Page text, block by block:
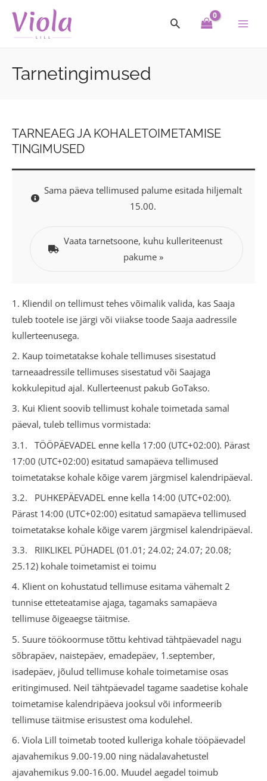
content
Tarnetingimused
TARNEAEG JA KOHALETOIMETAMISE
TINGIMUSED
Sama päeva tellimused palume esitada hiljemalt
15.00.
Vaata tarnetsoone, kuhu kulleriteenust
pakume »
1. Kliendil on tellimust tehes võimalik valida, kas Saaja
tuleb tootele ise järgi või viiakse toode Saaja aadressile
kullerteenusega.
2. Kaup toimetatakse kohale tellimuses sisestatud
tarneaadressile tellimuses sisestatud või Saajaga
kokkulepitud ajal. Kullerteenust pakub GoTakso.
3. Kui Klient soovib tellimust kohale toimetada samal
päeval, tuleb tellimus vormistada:
3.1. TÖÖPÄEVADEL enne kella 17:00 (UTC+02:00). Pärast
17:00 (UTC+02:00) esitatud samapäeva tellimused
toimetatakse kohale kõige varem järgmisel kalendripäeval.
3.2. PUHKEPÄEVADEL enne kella 14:00 (UTC+02:00).
Pärast 14:00 (UTC+02:00) esitatud samapäeva tellimused
toimetatakse kohale kõige varem järgmisel kalendripäeval.
3.3. RIIKLIKEL PÜHADEL (01.01; 24.02; 24.07; 20.08;
25.12) kohale toimetamist ei toimu
4. Klient on kohustatud tellimuse esitama vähemalt 2
tunnise etteteatamise ajaga, tagamaks samapäeva
tellimuse õigeaegse täitmise.
5. Suure töökoormuse tõttu kehtivad tähtpäevadel nagu
sõbrapäev, naistepäev, emadepäev, 1.september,
isadepäev, jõulud tellimuse kohale toimetamise osas
eritingimused. Neil tähtpäevadel tagame saadetise kohale
toimetamise kalendripäeva jooksul või informeerib
tellimuse täitmise erisustest oma kodulehel.
6. Viola Lill toimetab tooted kulleriga kohale tööpäevadel
ajavahemikus 9.00-19.00 ning nädalavahetustel
ajavahemikus 9.00-16.00. Muudel aegadel toimub